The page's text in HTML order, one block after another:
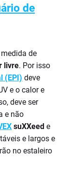
de
de
livre. Por isso
(EPI) deve
e o calor e
deve ser
e não
suXXeed e
e largos e
no estaleiro